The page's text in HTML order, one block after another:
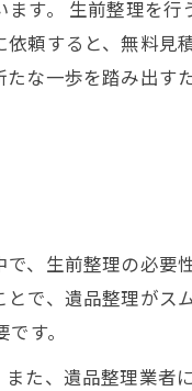
す。 生前整理を
頼すると、無料見
な一歩を踏み出す
、生前整理の必要
で、遺品整理がス
す。
た、遺品整理業者